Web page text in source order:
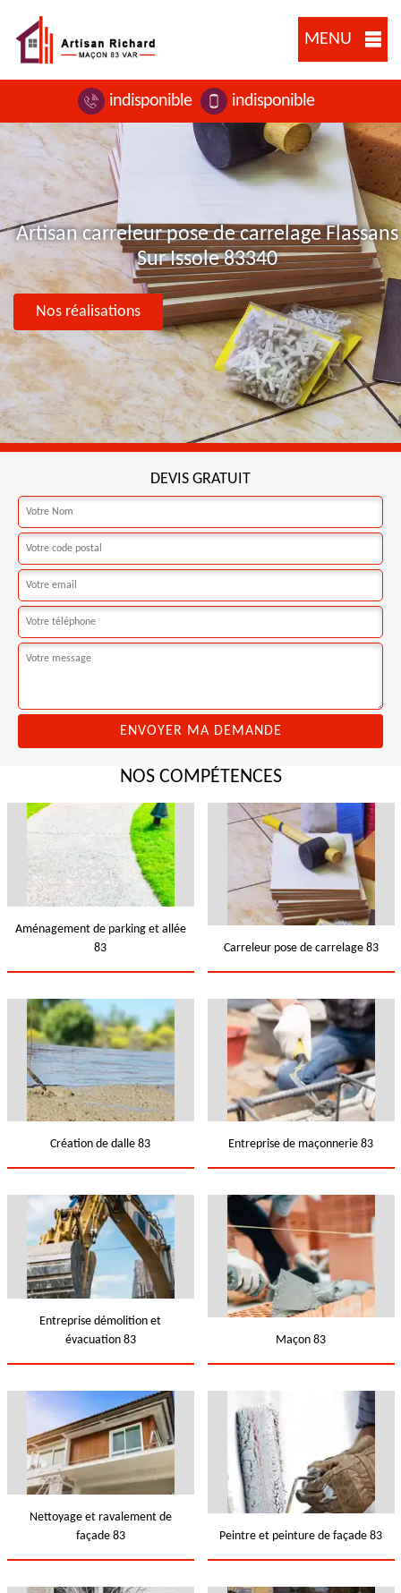
MENU
indisponible indisponible
Artisan carreleur pose de carrelage Flassans
Sur Issole 83340
Nos réalisations
DEVIS GRATUIT
NOS COMPÉTENCES
Aménagement de parking et allée
83
Carreleur pose de carrelage 83
Création de dalle 83 Entreprise de maçonnerie 83
Entreprise démolition et
évacuation 83
Maçon 83
Nettoyage et ravalement de
façade 83
Peintre et peinture de façade 83